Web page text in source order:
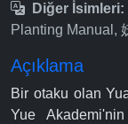
Diğer İsimleri:
Planting Manual,
Açıklama
Bir otaku olan
Yue